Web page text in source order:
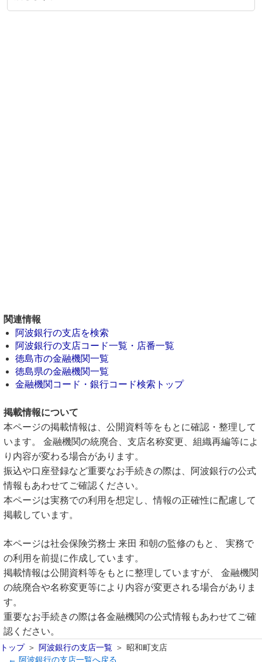
関連情報
阿波銀行の支店を検索
阿波銀行の支店コード一覧・店番一覧
徳島市の金融機関一覧
徳島県の金融機関一覧
金融機関コード・銀行コード検索トップ
掲載情報について
本ページの掲載情報は、公開資料等をもとに確認・整理して
います。 金融機関の統廃合、支店名称変更、組織再編等によ
り内容が変わる場合があります。
振込や口座登録など重要なお手続きの際は、阿波銀行の公式
情報もあわせてご確認ください。
本ページは実務での利用を想定し、情報の正確性に配慮して
掲載しています。
本ページは社会保険労務士 来田 和朝の監修のもと、 実務で
の利用を前提に作成しています。
掲載情報は公開資料等をもとに整理していますが、 金融機関
の統廃合や名称変更等により内容が変更される場合がありま
す。
重要なお手続きの際は各金融機関の公式情報もあわせてご確
認ください。
トップ 阿波銀行の支店一覧
昭和町支店
← 阿波銀行の支店一覧へ戻る